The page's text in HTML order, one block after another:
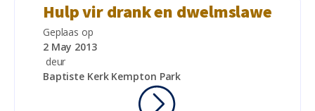
Hulp vir drank en dwelmslawe
Geplaas op
2 May 2013
deur
Baptiste Kerk Kempton Park